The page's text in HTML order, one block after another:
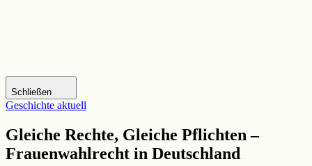
Schließen
Geschichte aktuell
Gleiche Rechte, Gleiche Pflichten –
Frauenwahlrecht in Deutschland